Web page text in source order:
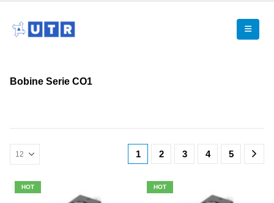
Bobine Serie CO1
HOT HOT
1 2 3 4 5